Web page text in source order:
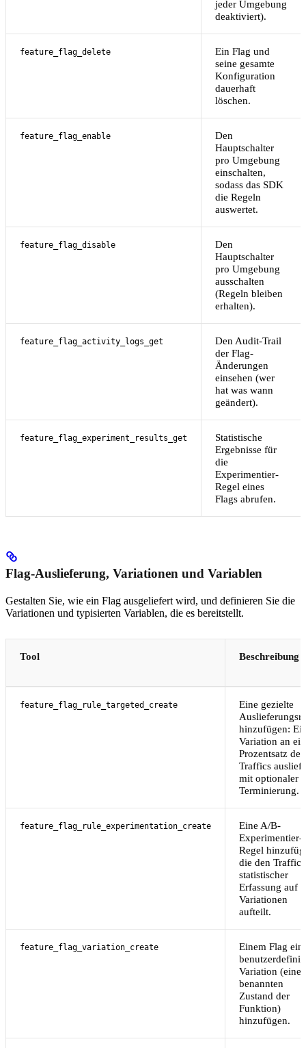
jeder Umgebung
deaktiviert).
feature_flag_delete
Ein Flag und
seine gesamte
Konfiguration
dauerhaft
löschen.
feature_flag_enable
Den
Hauptschalter
pro Umgebung
einschalten,
sodass das SDK
die Regeln
auswertet.
feature_flag_disable
Den
Hauptschalter
pro Umgebung
ausschalten
(Regeln bleiben
erhalten).
feature_flag_activity_logs_get
Den Audit-Trail
der Flag-
Änderungen
einsehen (wer
hat was wann
geändert).
feature_flag_experiment_results_get
Statistische
Ergebnisse für
die
Experimentier-
Regel eines
Flags abrufen.
Flag-Auslieferung, Variationen und Variablen
Gestalten Sie, wie ein Flag ausgeliefert wird, und definieren Sie die
Variationen und typisierten Variablen, die es bereitstellt.
Tool Beschreibung
feature_flag_rule_targeted_create
Eine gezielte
hinzufügen:
Variation an
Prozentsatz des
Traffics
mit optionaler
Terminierung.
feature_flag_rule_experimentation_create
Eine A/B-
Experimentier-
Regel
die den Traffic
statistischer
Erfassung auf
Variationen
aufteilt.
feature_flag_variation_create
Einem Flag
Variation (einen
benannten
Zustand der
Funktion)
hinzufügen.